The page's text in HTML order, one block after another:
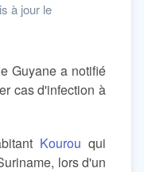
à jour le
Guyane a notifié
cas d'infection à
Kourou qui
lors d'un